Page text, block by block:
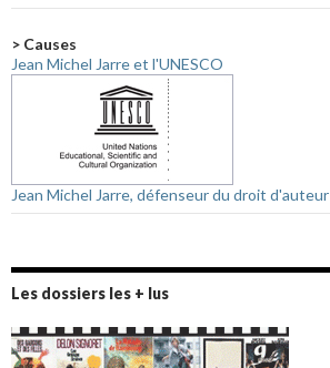
> Causes
Jean Michel Jarre et l'UNESCO
Jean Michel Jarre, défenseur du droit d'auteur
Les dossiers les + lus